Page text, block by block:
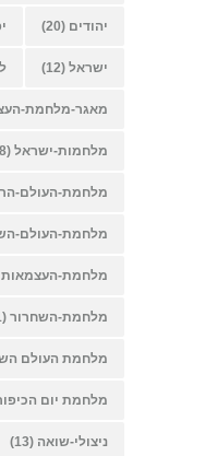
יהודים (20)
ישראל (12)
מאגר-מלחמת-
מלחמות-ישראל (8)
מלחמת-העולם-
מלחמת-העולם-
מלחמת-העצמאות
מלחמת-השחרור (21)
מלחמת העולם
מלחמת יום
ניצולי-שואה (13)